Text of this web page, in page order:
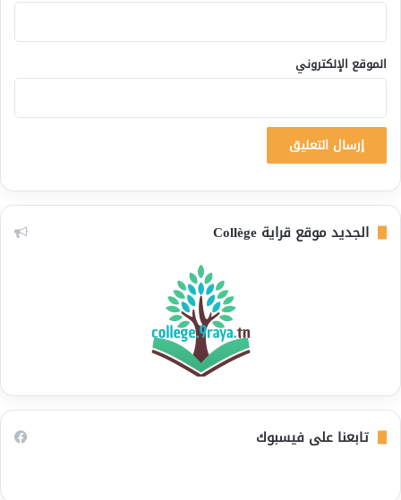
الموقع الإلكتروني
الجديد موقع قراية Collège
تابعنا على فيسبوك